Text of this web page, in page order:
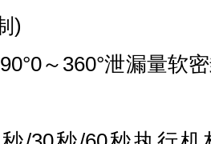
)
～360°泄漏量软